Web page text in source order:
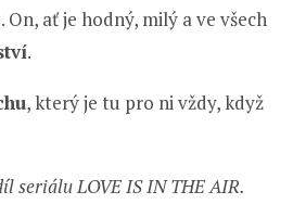
ať je hodný, milý a ve všech
.
, který je tu pro ni vždy, když
seriálu LOVE IS IN THE AIR.